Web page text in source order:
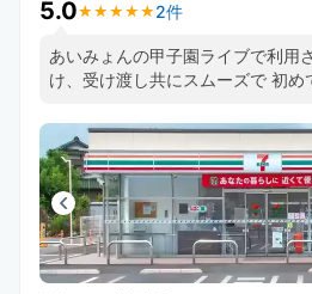
5.0★ ★ ★ ★ ★
★ ★ ★ ★ ★ 2件
あいみょんの甲子園ライブで利用
け、受け渡し共にスムーズで 初め
ざいました